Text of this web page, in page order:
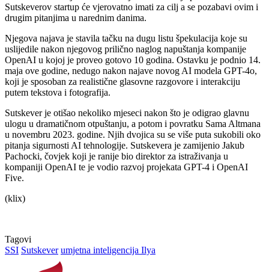
Sutskeverov startup će vjerovatno imati za cilj a se pozabavi ovim i
drugim pitanjima u narednim danima.
Njegova najava je stavila tačku na dugu listu špekulacija koje su
uslijedile nakon njegovog prilično naglog napuštanja kompanije
OpenAI u kojoj je proveo gotovo 10 godina. Ostavku je podnio 14.
maja ove godine, nedugo nakon najave novog AI modela GPT-4o,
koji je sposoban za realistične glasovne razgovore i interakciju
putem tekstova i fotografija.
Sutskever je otišao nekoliko mjeseci nakon što je odigrao glavnu
ulogu u dramatičnom otpuštanju, a potom i povratku Sama Altmana
u novembru 2023. godine. Njih dvojica su se više puta sukobili oko
pitanja sigurnosti AI tehnologije. Sutskevera je zamijenio Jakub
Pachocki, čovjek koji je ranije bio direktor za istraživanja u
kompaniji OpenAI te je vodio razvoj projekata GPT-4 i OpenAI
Five.
(klix)
Tagovi
SSI Sutskever umjetna inteligencija Ilya